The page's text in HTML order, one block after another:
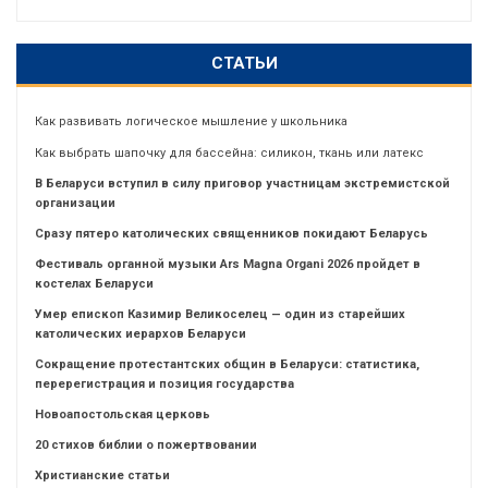
СТАТЬИ
Как развивать логическое мышление у школьника
Как выбрать шапочку для бассейна: силикон, ткань или латекс
В Беларуси вступил в силу приговор участницам экстремистской
организации
Сразу пятеро католических священников покидают Беларусь
Фестиваль органной музыки Ars Magna Organi 2026 пройдет в
костелах Беларуси
Умер епископ Казимир Великоселец — один из старейших
католических иерархов Беларуси
Сокращение протестантских общин в Беларуси: статистика,
перерегистрация и позиция государства
Новоапостольская церковь
20 стихов библии о пожертвовании
Христианские статьи